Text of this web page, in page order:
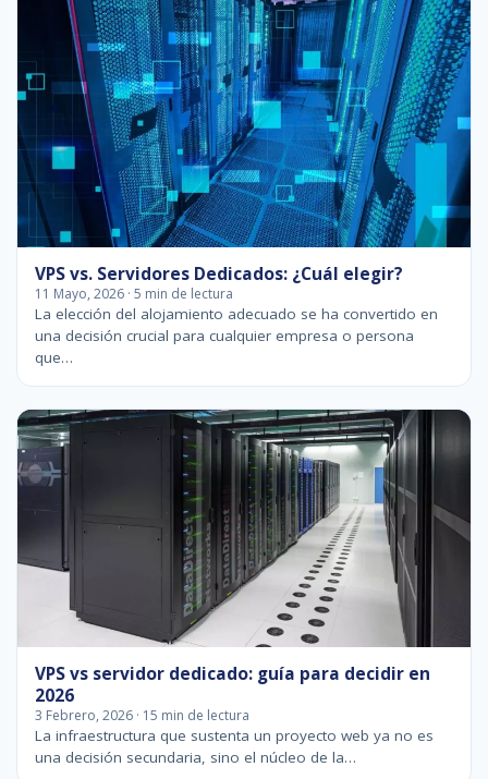
VPS vs. Servidores Dedicados: ¿Cuál elegir?
11 Mayo, 2026 · 5 min de lectura
La elección del alojamiento adecuado se ha convertido en
una decisión crucial para cualquier empresa o persona
que…
VPS vs servidor dedicado: guía para decidir en
2026
3 Febrero, 2026 · 15 min de lectura
La infraestructura que sustenta un proyecto web ya no es
una decisión secundaria, sino el núcleo de la…